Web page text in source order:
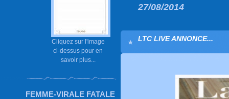
Cliquez sur l'image
ci-dessus pour en
savoir plus...
FEMME-VIRALE FATALE
27/08/2014
LTC LIVE ANNONCE...